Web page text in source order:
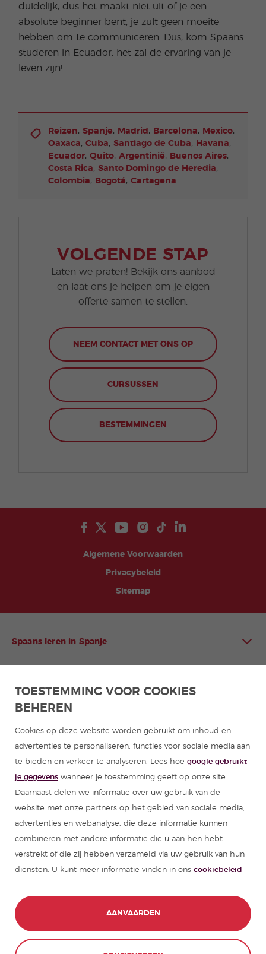
duidelijk, dus het maakt niet uit of je een
absolute beginner bent, je zult geen moeite
hebben om te communiceren. Dus, kom Spaans
studeren in Ecuador, het zal de ervaring van je
leven zijn!
Reizen, Spanje, Madrid , Barcelona, Mexico,
Oaxaca, Cuba, Santiago de Cuba, Havana,
Ecuador, Quito, Argentinië, Buenos Aires,
Costa Rica, Santo Domingo de Heredia,
Colombia, Bogotá, Cartagena
VOLGENDE STAP
Laten we praten! Bekijk ons aanbod
en laat ons je helpen om je eigen
offerte samen te stellen.
NEEM CONTACT MET ONS OP
CURSUSSEN
BESTEMMINGEN
Algemene Voorwaarden
Privacybeleid
Sitemap
Spaans leren in Spanje
Programma's Spaans voor groepen
Cursussen Spaans
Zomerkampen Spanje
Hulpmiddelen om Spaans te leren
Partners
Reisgids van Spanje
Reisgidsen van Latijns-Amerika
TOESTEMMING VOOR COOKIES
BEHEREN
Cookies op deze website worden gebruikt om inhoud en
advertenties te personaliseren, functies voor sociale media aan
te bieden en verkeer te analyseren. Lees hoe google gebruikt
je gegevens wanneer je toestemming geeft op onze site.
Daarnaast delen we informatie over uw gebruik van de
website met onze partners op het gebied van sociale media,
advertenties en webanalyse, die deze informatie kunnen
combineren met andere informatie die u aan hen hebt
verstrekt of die zij hebben verzameld via uw gebruik van hun
diensten. U kunt meer informatie vinden in ons cookiebeleid
AANVAARDEN